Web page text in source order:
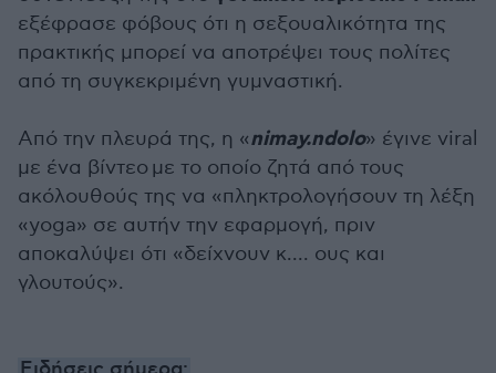
εξέφρασε φόβους ότι η σεξουαλικότητα της
πρακτικής μπορεί να αποτρέψει τους πολίτες
από τη συγκεκριμένη γυμναστική.
Από την πλευρά της, η «nimay.ndolo» έγινε viral
με ένα βίντεο με το οποίο ζητά από τους
ακόλουθούς της να «πληκτρολογήσουν τη λέξη
«yoga» σε αυτήν την εφαρμογή, πριν
αποκαλύψει ότι «δείχνουν κ.... ους και
γλουτούς».